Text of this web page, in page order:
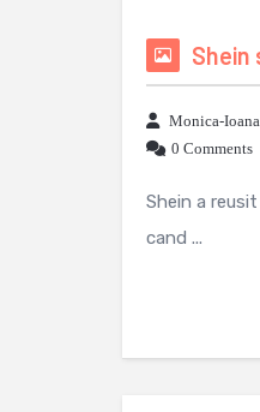
Shein
Monica-
0 Comments
Shein a
cand ...